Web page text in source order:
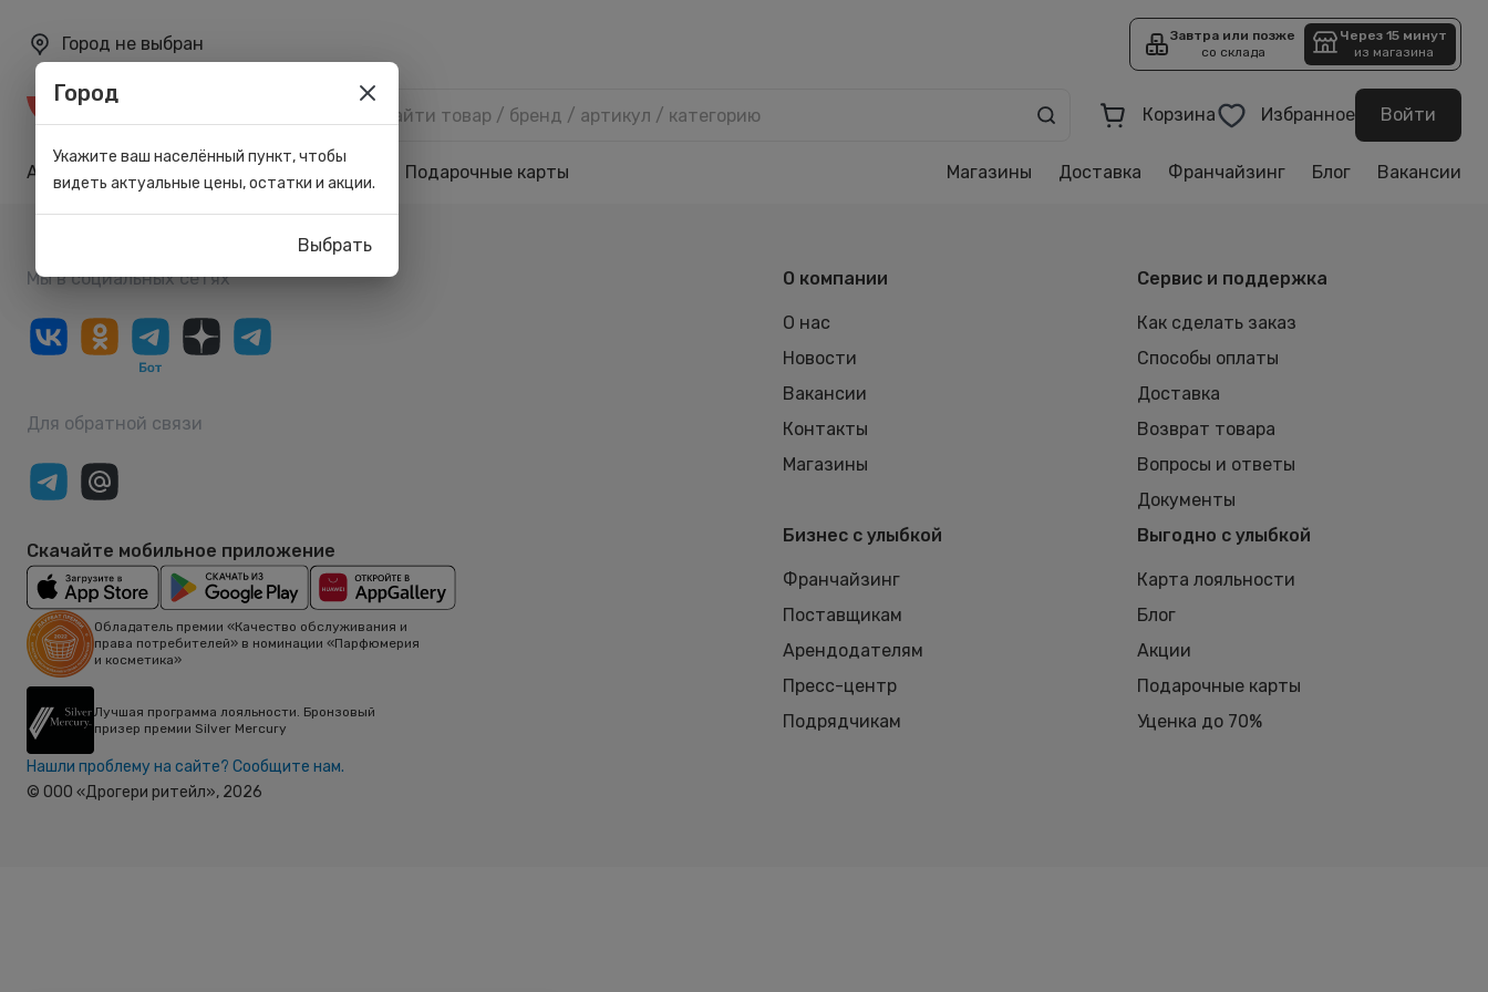
Город не выбран
Завтра или позже
со склада
Через 15 минут
из магазина
Корзина Избранное Войти
Акции Карта лояльности Подарочные карты Магазины Доставка Франчайзинг Блог Вакансии
Мы в социальных сетях
Для обратной связи
Скачайте мобильное приложение
Обладатель премии «Качество обслуживания и
права потребителей» в номинации «Парфюмерия
и косметика»
Лучшая программа лояльности. Бронзовый
призер премии Silver Mercury
Нашли проблему на сайте? Сообщите нам.
© ООО «Дрогери ритейл», 2026
О компании
О нас
Новости
Вакансии
Контакты
Магазины
Сервис и поддержка
Как сделать заказ
Способы оплаты
Доставка
Возврат товара
Вопросы и ответы
Документы
Бизнес с улыбкой
Франчайзинг
Поставщикам
Арендодателям
Пресс-центр
Подрядчикам
Выгодно с улыбкой
Карта лояльности
Блог
Акции
Подарочные карты
Уценка до 70%
Город
Укажите ваш населённый пункт, чтобы
видеть актуальные цены, остатки и акции.
Выбрать